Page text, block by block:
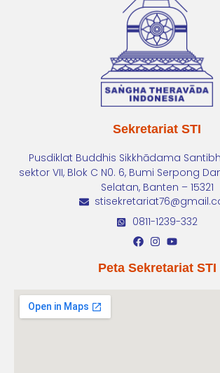
Sekretariat STI
Pusdiklat Buddhis Sikkhādama
sektor VII, Blok C N0. 6, Bumi Serpong
Selatan, Banten – 15321
0811-1239-332
Peta Sekretariat STI